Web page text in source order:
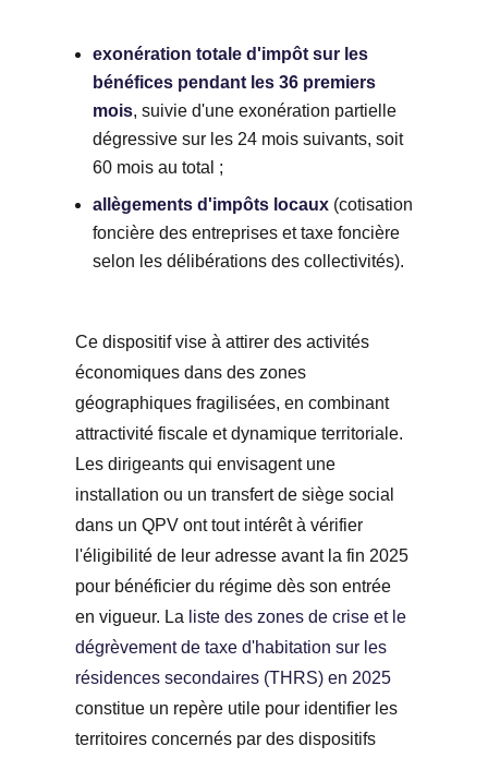
exonération totale d'impôt sur les
bénéfices pendant les 36 premiers
mois, suivie d'une exonération partielle
dégressive sur les 24 mois suivants, soit
60 mois au total ;
allègements d'impôts locaux(cotisation
foncière des entreprises et taxe foncière
selon les délibérations des collectivités).
Ce dispositif vise à attirer des activités
économiques dans des zones
géographiques fragilisées, en combinant
attractivité fiscale et dynamique territoriale.
Les dirigeants qui envisagent une
installation ou un transfert de siège social
dans un QPV ont tout intérêt à vérifier
l'éligibilité de leur adresse avant la fin 2025
pour bénéficier du régime dès son entrée
en vigueur. La liste des zones de crise et le
dégrèvement de taxe d'habitation sur les
résidences secondaires (THRS) en 2025
constitue un repère utile pour identifier les
territoires concernés par des dispositifs